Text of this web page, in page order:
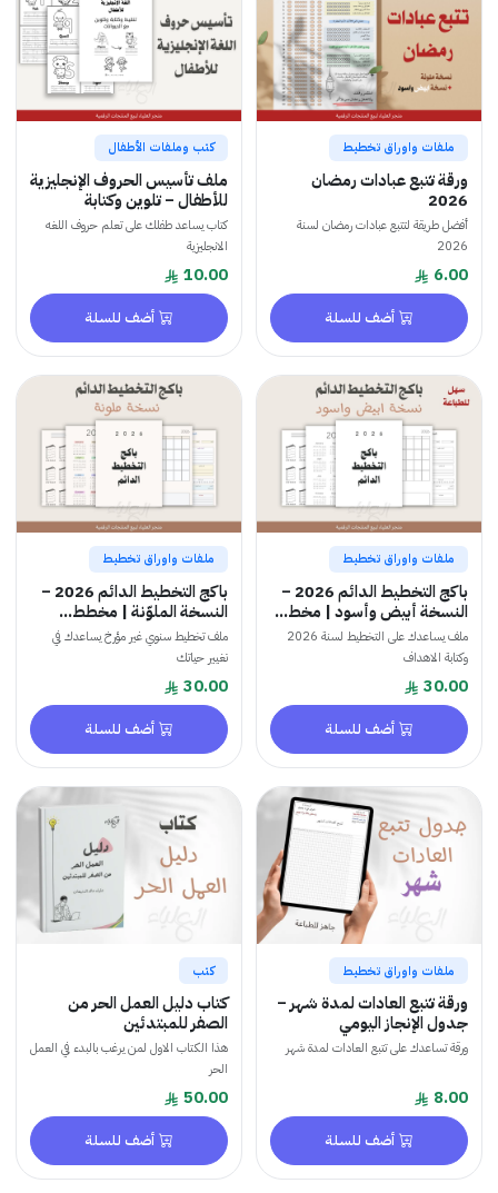
ملفات واوراق تخطيط
ورقة تتبع عبادات رمضان
2026
أفضل طريقة لتتبع عبادات رمضان لسنة
2026
6.00
أضف للسلة
كتب وملفات الأطفال
ملف تأسيس الحروف الإنجليزية
للأطفال – تلوين وكتابة
كتاب يساعد طفلك على تعلم حروف اللغه
الانجليزية
10.00
أضف للسلة
ملفات واوراق تخطيط
باكج التخطيط الدائم 2026 –
النسخة أبيض وأسود | مخط...
ملف يساعدك على التخطيط لسنة 2026
وكتابة الاهداف
30.00
أضف للسلة
ملفات واوراق تخطيط
باكج التخطيط الدائم 2026 –
النسخة الملوّنة | مخطط...
ملف تخطيط سنوي غير مؤرخ يساعدك في
تغيير حياتك
30.00
أضف للسلة
ملفات واوراق تخطيط
ورقة تتبع العادات لمدة شهر –
جدول الإنجاز اليومي
ورقة تساعدك على تتبع العادات لمدة شهر
8.00
أضف للسلة
كتب
كتاب دليل العمل الحر من
الصفر للمبتدئين
هذا الكتاب الاول لمن يرغب بالبدء في العمل
الحر
50.00
أضف للسلة